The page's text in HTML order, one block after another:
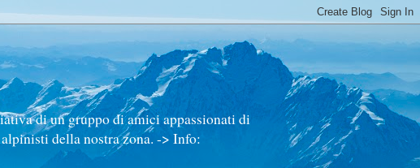
di un gruppo di amici appassionati di
della nostra zona. -> Info: